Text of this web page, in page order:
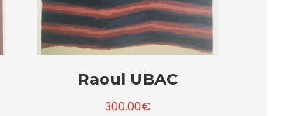
Raoul UBAC
300.00€